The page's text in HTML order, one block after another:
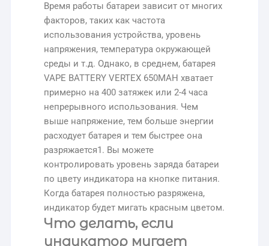
Время работы батареи зависит от многих
факторов, таких как частота
использования устройства, уровень
напряжения, температура окружающей
среды и т.д. Однако, в среднем, батарея
VAPE BATTERY VERTEX 650MAH хватает
примерно на 400 затяжек или 2-4 часа
непрерывного использования. Чем
выше напряжение, тем больше энергии
расходует батарея и тем быстрее она
разряжается1. Вы можете
контролировать уровень заряда батареи
по цвету индикатора на кнопке питания.
Когда батарея полностью разряжена,
индикатор будет мигать красным цветом.
Что делать, если
индикатор мигает